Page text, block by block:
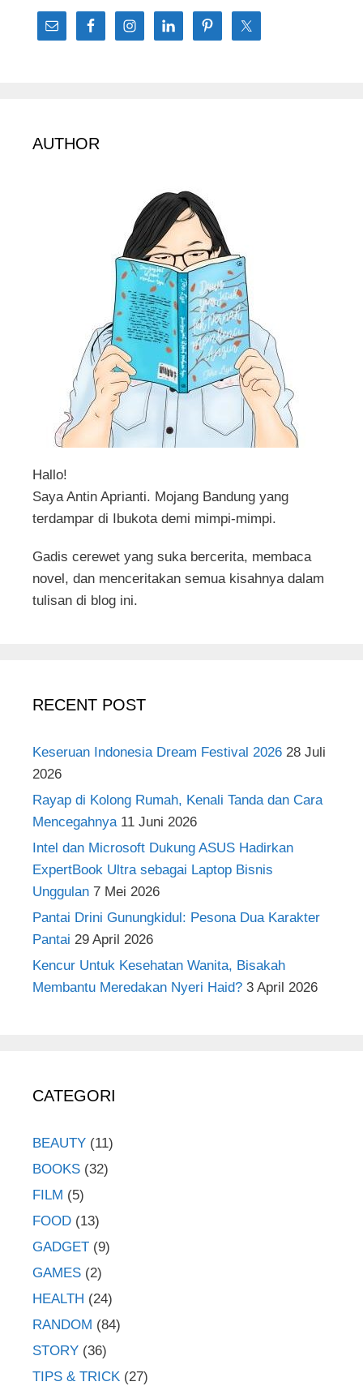
AUTHOR
Hallo!
Saya Antin Aprianti. Mojang Bandung yang
terdampar di Ibukota demi mimpi-mimpi.
Gadis cerewet yang suka bercerita, membaca
novel, dan menceritakan semua kisahnya dalam
tulisan di blog ini.
RECENT POST
Keseruan Indonesia Dream Festival 2026 28 Juli
2026
Rayap di Kolong Rumah, Kenali Tanda dan Cara
Mencegahnya 11 Juni 2026
Intel dan Microsoft Dukung ASUS Hadirkan
ExpertBook Ultra sebagai Laptop Bisnis
Unggulan 7 Mei 2026
Pantai Drini Gunungkidul: Pesona Dua Karakter
Pantai 29 April 2026
Kencur Untuk Kesehatan Wanita, Bisakah
Membantu Meredakan Nyeri Haid? 3 April 2026
CATEGORI
BEAUTY (11)
BOOKS (32)
FILM (5)
FOOD (13)
GADGET (9)
GAMES (2)
HEALTH (24)
RANDOM (84)
STORY (36)
TIPS & TRICK (27)